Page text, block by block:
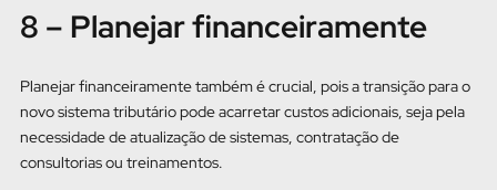
8 – Planejar financeiramente
Planejar financeiramente também é crucial, pois a transição para o
novo sistema tributário pode acarretar custos adicionais, seja pela
necessidade de atualização de sistemas, contratação de
consultorias ou treinamentos.